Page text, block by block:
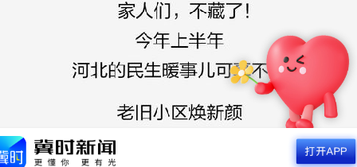
发表观点，参与讨论